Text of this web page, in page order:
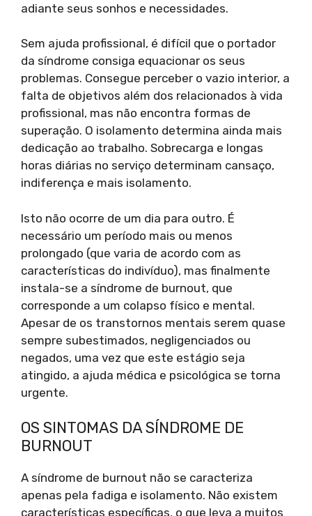
adiante seus sonhos e necessidades.
Sem ajuda profissional, é difícil que o portador
da síndrome consiga equacionar os seus
problemas. Consegue perceber o vazio interior, a
falta de objetivos além dos relacionados à vida
profissional, mas não encontra formas de
superação. O isolamento determina ainda mais
dedicação ao trabalho. Sobrecarga e longas
horas diárias no serviço determinam cansaço,
indiferença e mais isolamento.
Isto não ocorre de um dia para outro. É
necessário um período mais ou menos
prolongado (que varia de acordo com as
características do indivíduo), mas finalmente
instala-se a síndrome de burnout, que
corresponde a um colapso físico e mental.
Apesar de os transtornos mentais serem quase
sempre subestimados, negligenciados ou
negados, uma vez que este estágio seja
atingido, a ajuda médica e psicológica se torna
urgente.
OS SINTOMAS DA SÍNDROME DE
BURNOUT
A síndrome de burnout não se caracteriza
apenas pela fadiga e isolamento. Não existem
características específicas, o que leva a muitos